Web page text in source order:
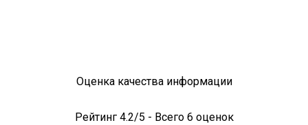
Оценка качества информации
Рейтинг 4.2/5 - Всего 6 оценок